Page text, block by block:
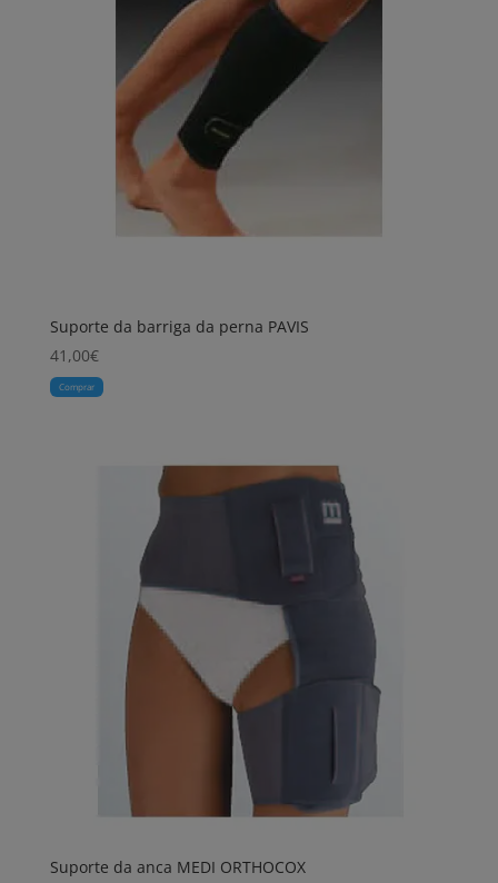
Suporte da barriga da perna PAVIS
41,00€
Comprar
Suporte da anca MEDI ORTHOCOX